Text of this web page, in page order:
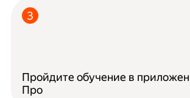
Пройдите обучение в
Про